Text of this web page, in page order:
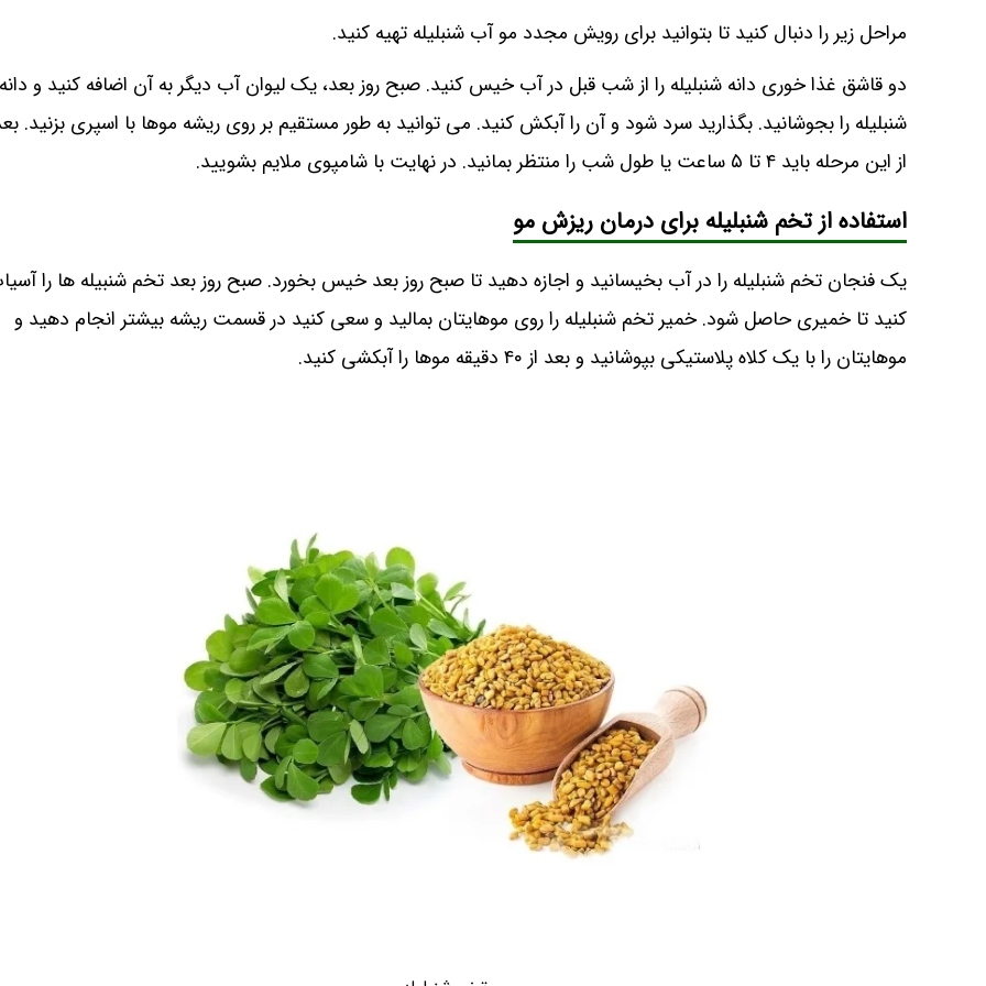
مراحل زیر را دنبال کنید تا بتوانید برای رویش مجدد مو آب شنبلیله تهیه کنید.
دو قاشق غذا خوری دانه شنبلیله را از شب قبل در آب خیس کنید. صبح روز بعد، یک لیوان آب دیگر به آن اضافه کنید و دانه
شنبلیله را بجوشانید. بگذارید سرد شود و آن را آبکش کنید. می ‌توانید به طور مستقیم بر روی ریشه موها با اسپری بزنید.
از این مرحله باید ۴ تا ۵ ساعت یا طول شب را منتظر بمانید. در نهایت با شامپوی ملایم بشویید.
استفاده از تخم شنبلیله برای درمان ریزش مو
یک فنجان تخم شنبلیله را در آب بخیسانید و اجازه دهید تا صبح روز بعد خیس بخورد. صبح روز بعد تخم شنبیله ها را
کنید تا خمیری حاصل شود. خمیر تخم شنبلیله را روی موهایتان بمالید و سعی کنید در قسمت ریشه بیشتر انجام دهید و
موهایتان را با یک کلاه پلاستیکی بپوشانید و بعد از ۴۰ دقیقه موها را آبکشی کنید.